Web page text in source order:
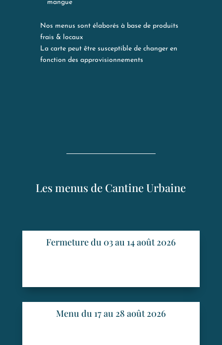
mangue
Nos menus sont élaborés à base de produits
frais & locaux
La carte peut être susceptible de changer en
fonction des approvisionnements
Les menus de Cantine Urbaine
Fermeture du 03 au 14 août 2026
Menu du 17 au 28 août 2026